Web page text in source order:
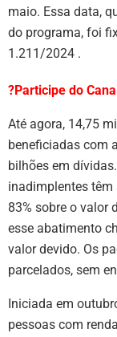
maio. Essa data,
do programa, foi
1.211/2024 .
?Participe do
Até agora, 14,75
beneficiadas com
bilhões em
inadimplentes têm
83% sobre o valor
esse abatimento
valor devido. Os
parcelados, sem
Iniciada em
pessoas com